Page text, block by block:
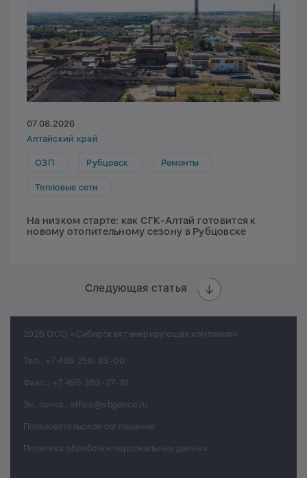
07.08.2026
Алтайский край
ОЗП Рубцовск Ремонты
Тепловые сети
На низком старте: как СГК-Алтай готовится к
новому отопительному сезону в Рубцовске
Следующая статья
2026 ООО «Сибирская генерирующая компания»
Тел.: +7 495 258-83-00
Факс.: +7 495 363-27-81
Эл. почта.: office@sibgenco.ru
Пользовательское соглашение
Политика обработки персональных данных